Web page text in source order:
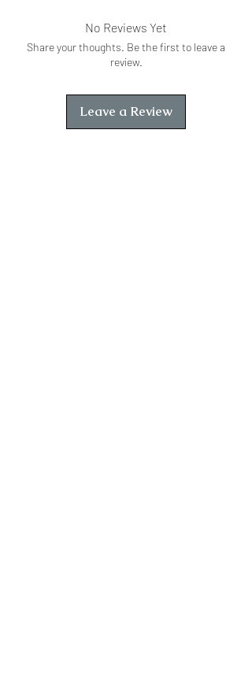
मनोविज्ञान और उसके अन्तस्तल के निर्माण की
प्रक्रिया उद्घाटित हुई है, उसी आवेग और सघनता
के साथ इस दूसरे भाग में शेखर के वास्तविक
No Reviews Yet
Share your thoughts. Be the first to leave a
review.
Leave a Review